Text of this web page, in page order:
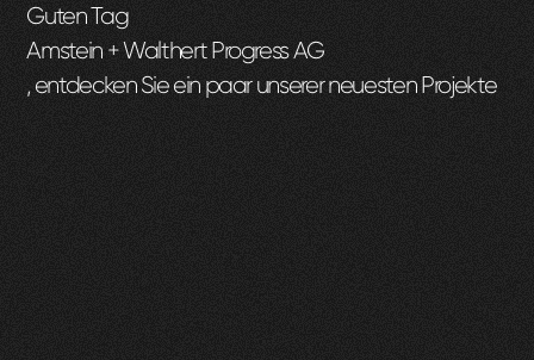
Guten Tag
Amstein + Walthert Progress AG
, entdecken Sie ein paar unserer neuesten Projekte